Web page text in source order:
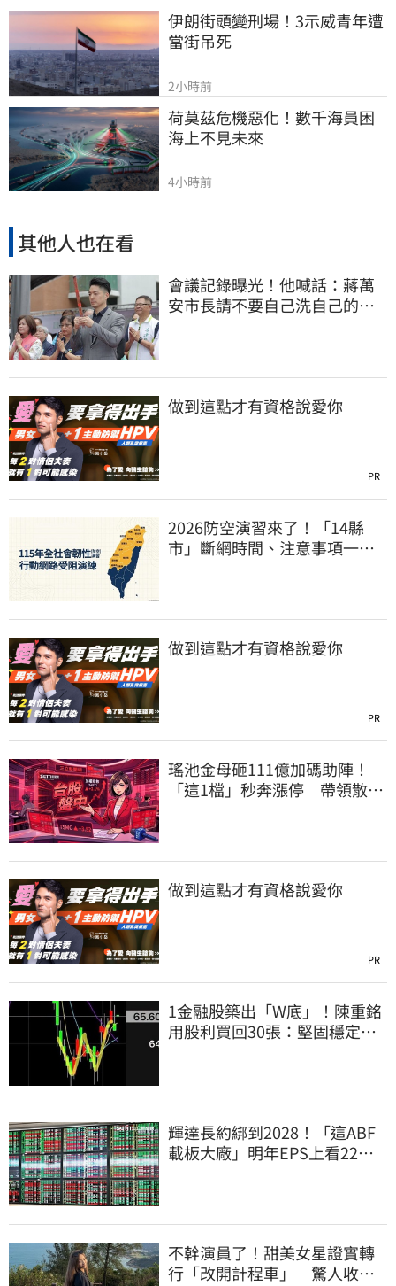
伊朗街頭變刑場！3示威青年遭
當街吊死
2小時前
荷莫茲危機惡化！數千海員困
海上不見未來
4小時前
其他人也在看
會議記錄曝光！他喊話：蔣萬
安市長請不要自己洗自己的記
做到這點才有資格說愛你
PR
2026防空演習來了！「14縣
市」斷網時間、注意事項一次
做到這點才有資格說愛你
PR
瑤池金母砸111億加碼助陣！
「這1檔」秒奔漲停 帶領散熱
做到這點才有資格說愛你
PR
1金融股築出「W底」！陳重銘
用股利買回30張：堅固穩定的
輝達長約綁到2028！「這ABF
載板大廠」明年EPS上看22
不幹演員了！甜美女星證實轉
行「改開計程車」 驚人收入